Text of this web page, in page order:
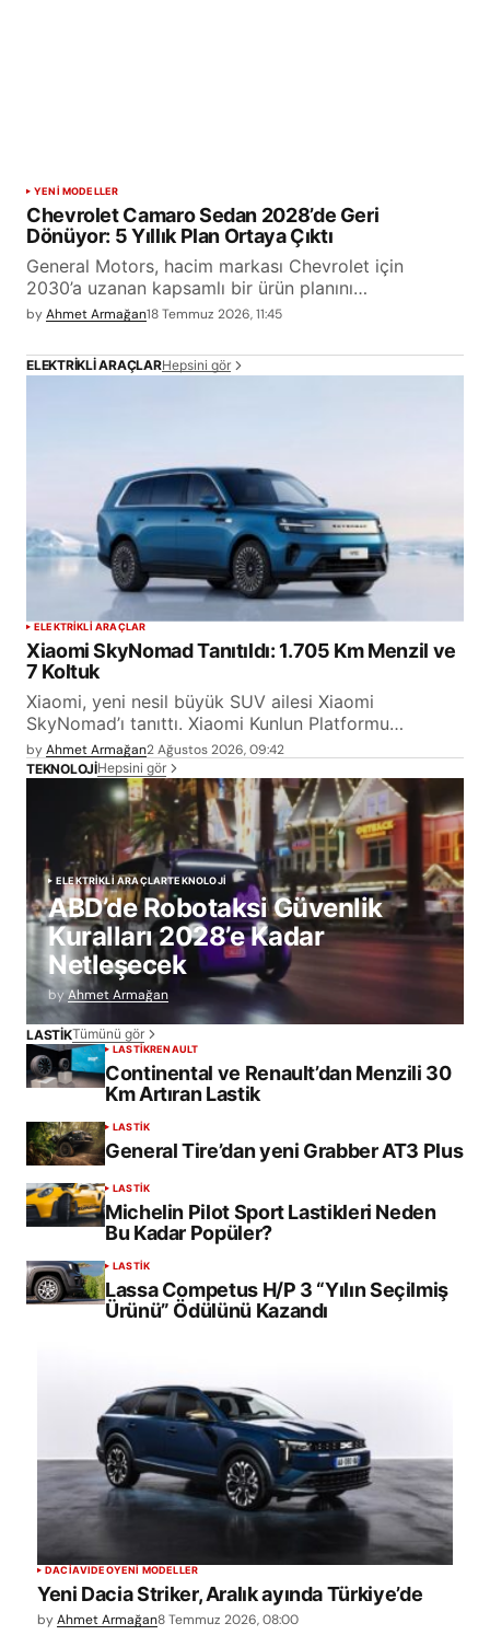
YENİ MODELLER
Chevrolet Camaro Sedan 2028’de Geri
Dönüyor: 5 Yıllık Plan Ortaya Çıktı
General Motors, hacim markası Chevrolet için
2030’a uzanan kapsamlı bir ürün planını…
byAhmet Armağan18 Temmuz 2026, 11:45
ELEKTRIKLI ARAÇLARHepsini gör
ELEKTRİKLİ ARAÇLAR
Xiaomi SkyNomad Tanıtıldı: 1.705 Km Menzil ve
7 Koltuk
Xiaomi, yeni nesil büyük SUV ailesi Xiaomi
SkyNomad’ı tanıttı. Xiaomi Kunlun Platformu…
byAhmet Armağan2 Ağustos 2026, 09:42
TEKNOLOJİHepsini gör
ELEKTRİKLİ ARAÇLARTEKNOLOJİ
ABD’de Robotaksi Güvenlik
Kuralları 2028’e Kadar
Netleşecek
byAhmet Armağan
LASTİKTümünü gör
LASTİKRENAULT
Continental ve Renault’dan Menzili 30
Km Artıran Lastik
LASTİK
General Tire’dan yeni Grabber AT3 Plus
LASTİK
Michelin Pilot Sport Lastikleri Neden
Bu Kadar Popüler?
LASTİK
Lassa Competus H/P 3 “Yılın Seçilmiş
Ürünü” Ödülünü Kazandı
DACIAVIDEOYENİ MODELLER
Yeni Dacia Striker, Aralık ayında Türkiye’de
byAhmet Armağan8 Temmuz 2026, 08:00